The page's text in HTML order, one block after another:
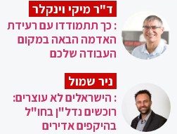
ד"ר מיקי וינקלר
: כך תתמודדו עם רעידת
האדמה הבאה במקום
העבודה שלכם
ניר שמול
: הישראלים לא עוצרים:
רוכשים נדל"ן בחו"ל
בהיקפים אדירים